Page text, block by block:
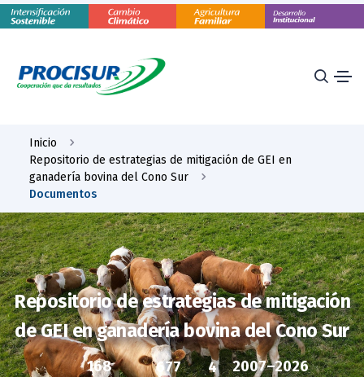
Inicio
Repositorio de estrategias de mitigación de GEI en
ganadería bovina del Cono Sur
Documentos
Repositorio de estrategias de mitigación
de GEI en ganadería bovina del Cono Sur
168 677 4 2007–2026